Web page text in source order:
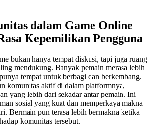
dalam Game Online
Kepemilikan Pengguna
bukan hanya tempat diskusi, tapi juga ruang
mendukung. Banyak pemain merasa lebih
tempat untuk berbagi dan berkembang.
komunitas aktif di dalam platformnya,
yang lebih dari sekadar antar pemain. Ini
sosial yang kuat dan memperkaya makna
Bermain pun terasa lebih bermakna ketika
komunitas tersebut.